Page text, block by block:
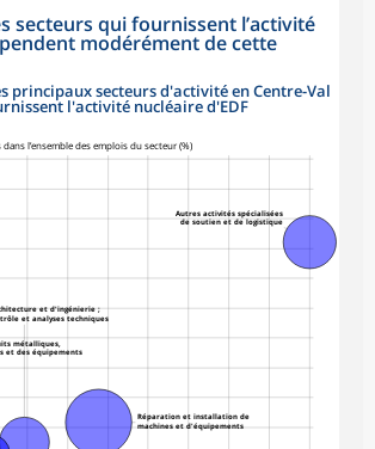
secteurs qui fournissent l’activité
modérément de cette
principaux secteurs d'activité en Centre-Val
l'activité nucléaire d'EDF
l’ensemble des emplois du secteur (%)
Réparation et installation de
machines et d'équipements
Autres activités spécialisées
de soutien et de logistique
et d'ingénierie ;
et analyses techniques
métalliques,
et des équipements